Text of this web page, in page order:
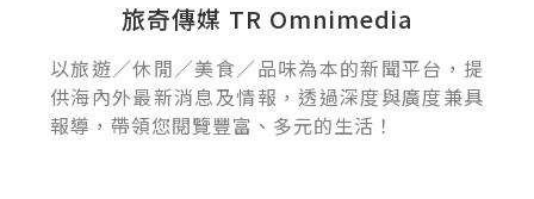
旅奇傳媒 TR Omnimedia
以旅遊／休閒／美食／品味為本的新聞平台，提
供海內外最新消息及情報，透過深度與廣度兼具
報導，帶領您閱覽豐富、多元的生活！